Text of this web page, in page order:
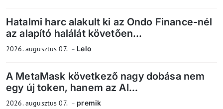
Hatalmi harc alakult ki az Ondo Finance-nél
az alapító halálát követően...
2026. augusztus 07. Lelo
A MetaMask következő nagy dobása nem
egy új token, hanem az AI...
2026. augusztus 07. premik